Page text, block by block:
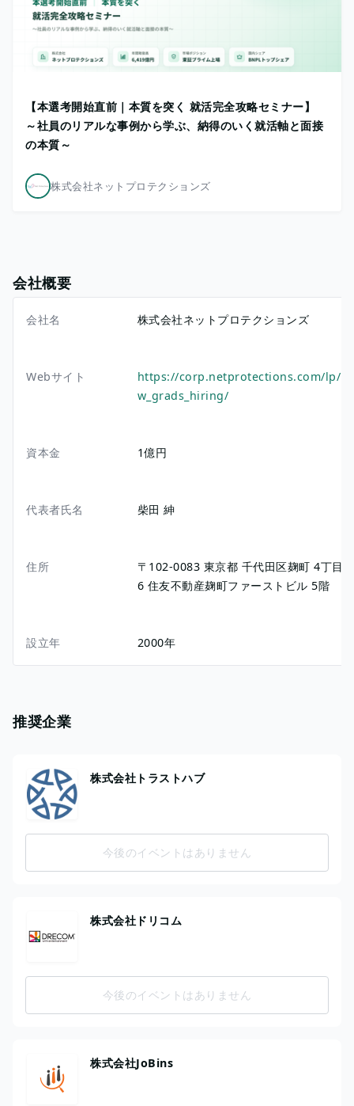
【本選考開始直前｜本質を突く 就活完全攻略セミナー】
～社員のリアルな事例から学ぶ、納得のいく就活軸と面接
の本質～
株式会社ネットプロテクションズ
会社概要
会社名 株式会社ネットプロテクションズ
Webサイト
https://corp.netprotections.com/lp/
w_grads_hiring/
資本金 1億円
代表者氏名 柴田 紳
住所 〒102-0083 東京都 千代田区麹町 4丁目2-
6 住友不動産麹町ファーストビル 5階
設立年 2000年
推奨企業
株式会社トラストハブ
今後のイベントはありません
株式会社ドリコム
今後のイベントはありません
株式会社JoBins